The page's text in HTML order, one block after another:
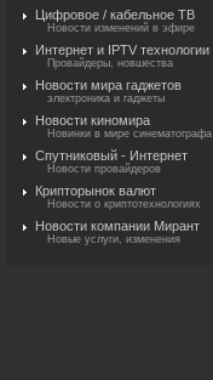
Цифровое / кабельное ТВ
Новости изменений в эфире
Интернет и IPTV технологии
Провайдеры, новшества
Новости мира гаджетов
электроника и гаджеты
Новости киномира
Новинки в мире синематографа
Спутниковый - Интернет
Новости провайдеров
Крипторынок валют
Новости о криптотехнологиях
Новости компании Мирант
Новые услуги, изменения